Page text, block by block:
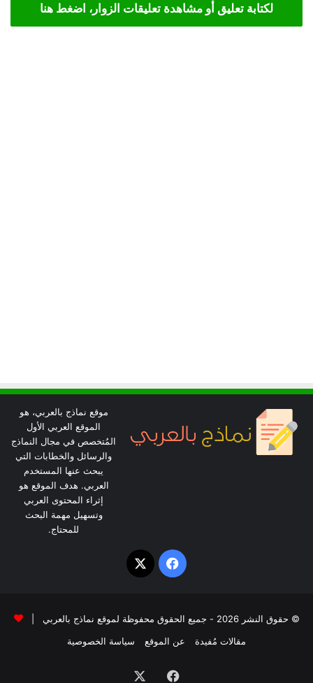
لكتابة تعليق أو مشاهدة تعليقات الزوار، اضغط هنا
موقع نماذج بالعربي، هو
الموقع العربي الأول
المُتخصص في مجال النماذج
والرسائل والخطابات التي
يبحث عنها المستخدم
العربي. هدف الموقع هو
إثراء المحتوى العربي
وتسهيل مهمة البحث
للمحتاج.
فيسبوك
‫X
© حقوق النشر 2026 - جميع الحقوق محفوظة لموقع نماذج بالعربي |
مقالات مُفيدة
عن الموقع سياسة الخصوصية
فيسبوك